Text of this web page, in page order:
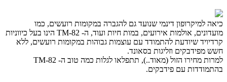
כיאה למיקרופון דינמי שנועד גם להגברה במקומות רועשים, כמו
מועדונים, אולמות אירועים, במות חיות ועוד, ה- TM-82 הינו בעל כיווניות
קרדיויד שיודעת להתמודד עם עוצמות גבוהות במקומות רועשים, ללא
חשש מפידבקים וזליגות בסאונד.
למרות מחירו הזול (מאוד..), תתפלאו לגלות כמה טוב ה- TM-82
בהתמודדות עם פידבקים.